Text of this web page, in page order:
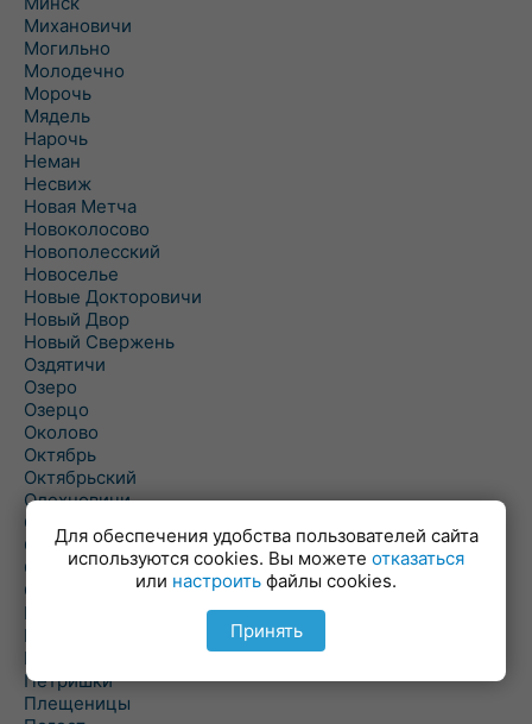
Михановичи
Могильно
Молодечно
Морочь
Мядель
Нарочь
Неман
Несвиж
Новая Метча
Новоколосово
Новополесский
Новоселье
Новые Докторовичи
Новый Двор
Новый Свержень
Оздятичи
Озеро
Озерцо
Околово
Октябрь
Октябрьский
Олехновичи
Омговичи
Оношки
Осовец
Острошицкий Городок
Пасека
Пастовичи
Першаи
Петришки
Плещеницы
Для обеспечения удобства пользователей сайта
используются cookies. Вы можете отказаться
или настроить файлы cookies.
Принять